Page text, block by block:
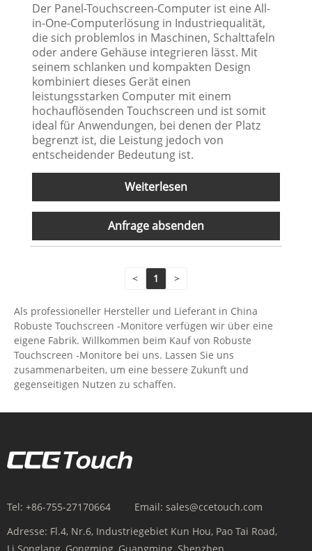
Der Panel-Touchscreen-Computer ist eine All-
in-One-Computerlösung in Industriequalität,
die sich problemlos in Maschinen, Schalttafeln
oder andere Gehäuse integrieren lässt. Mit
seinem schlanken und kompakten Design
kombiniert dieses Gerät einen
leistungsstarken Computer mit einem
hochauflösenden Touchscreen und ist somit
ideal für Anwendungen, bei denen der Platz
begrenzt ist, die Leistung jedoch von
entscheidender Bedeutung ist.
Weiterlesen
Anfrage absenden
< 1 >
Als professioneller Hersteller und Lieferant in China
Robuste Touchscreen -Monitore verfügen wir über eine
eigene Fabrik. Willkommen beim Kauf von Robuste
Touchscreen -Monitore bei uns. Lassen Sie uns
zusammenarbeiten, um eine bessere Zukunft und
gegenseitigen Nutzen zu schaffen.
Tel: +86-755-27170664 Email: sales@ccetouch.com
Adresse: Fl.4, Nr.6, Industriegebiet Kun Hou, Pao Tai Road,
Li Songlang, Gongming, Guangming, Shenzhen,